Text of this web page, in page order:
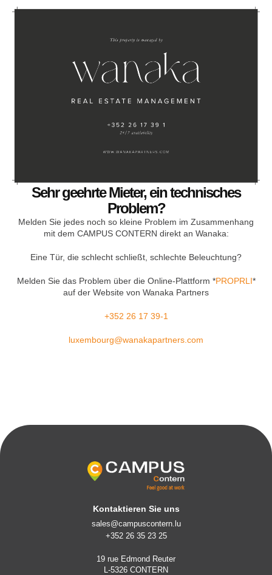
Sehr geehrte Mieter, ein technisches
Problem?
Melden Sie jedes noch so kleine Problem im Zusammenhang
mit dem CAMPUS CONTERN direkt an Wanaka:
Eine Tür, die schlecht schließt, schlechte Beleuchtung?
Melden Sie das Problem über die Online-Plattform *PROPRLI*
auf der Website von Wanaka Partners
+352 26 17 39-1
luxembourg@wanakapartners.com
Kontaktieren Sie uns
sales@campuscontern.lu
+352 26 35 23 25
19 rue Edmond Reuter
L-5326 CONTERN